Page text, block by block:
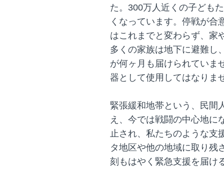
た。300万人近くの子ども
くなっています。停戦が合
はこれまでと変わらず、家
多くの家族は地下に避難し
が何ヶ月も届けられていま
器として使用してはなりま
緊張緩和地帯という、民間
え、今では戦闘の中心地に
止され、私たちのような支
タ地区や他の地域に取り残
刻もはやく緊急支援を届け